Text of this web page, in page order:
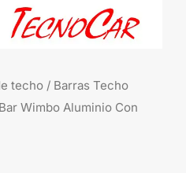
techo / Barras Techo
Wimbo Aluminio Con